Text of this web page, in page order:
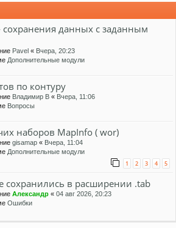
сохранения данных с заданным
Pavel « Вчера, 20:23
Дополнительные модули
по контуру
Владимир В « Вчера, 11:06
Вопросы
наборов MapInfo ( wor)
gisamap « Вчера, 11:04
Дополнительные модули
1 2 3 4 5
сохранились в расширении .tab
Александр « 04 авг 2026, 20:23
Ошибки